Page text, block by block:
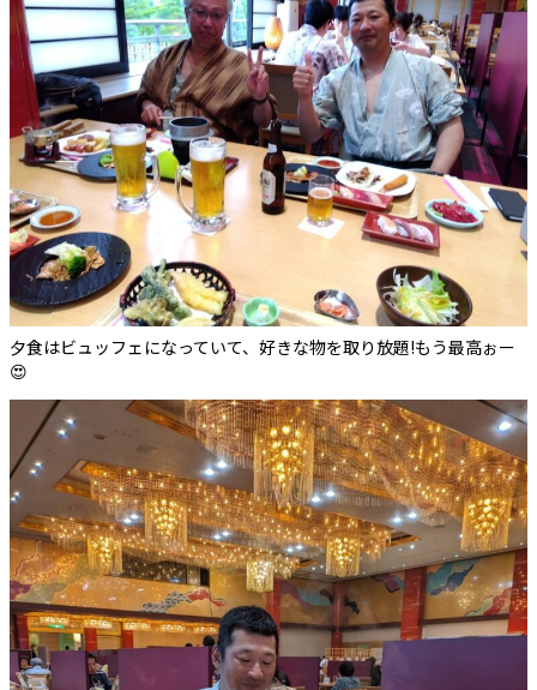
夕食はビュッフェになっていて、好きな物を取り放題!もう最高ぉー
😍